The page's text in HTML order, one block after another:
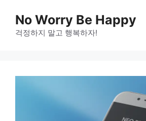
content
No Worry Be Happy
걱정하지 말고 행복하자!